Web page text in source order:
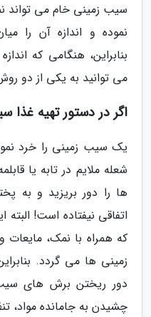
سیب زمینی خام می
نموده و اندازه آن را
بنابراین، هنگامی که
می توانید به یکی از دو
اگر در دستور تهیه غذا
شعله ملایم در تابه یا
ها را دور بریزید و به
اتفاقی نیفتاده است! البته
که همراه با نمک،
زمینی ها می گردد.
دور ریختن برش های سیب
چشیدن به جامانده مواد،